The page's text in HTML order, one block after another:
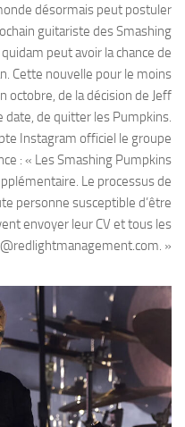
désormais peut postuler
guitariste des Smashing
peut avoir la chance de
Cette nouvelle pour le moins
octobre, de la décision de Jeff
date, de quitter les Pumpkins.
Instagram officiel le groupe
: « Les Smashing Pumpkins
Le processus de
personne susceptible d’être
envoyer leur CV et tous les
»